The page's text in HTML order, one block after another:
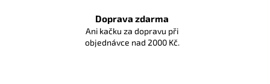
Doprava zdarma
Ani kačku za dopravu při
objednávce nad 2000 Kč.